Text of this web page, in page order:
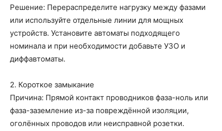
Решение: Перераспределите нагрузку между фазами
или используйте отдельные линии для мощных
устройств. Установите автоматы подходящего
номинала и при необходимости добавьте УЗО и
диффавтоматы.
2. Короткое замыкание
Причина: Прямой контакт проводников фаза-ноль или
фаза-заземление из-за повреждённой изоляции,
оголённых проводов или неисправной розетки.